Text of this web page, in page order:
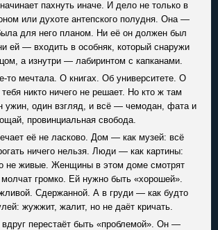
пахнуть иначе. И дело не только в
или духоте антепского полудня. Она —
для него планом. Ни её он должен был
ей — входить в особняк, который снаружи
а изнутри — лабиринтом с капканами.
то мечтала. О книгах. Об университете. О
никто ничего не решает. Но кто ж там
ужин, один взгляд, и всё — чемодан, фата и
провинциальная свобода.
её не ласково. Дом — как музей: всё
ничего нельзя. Люди — как картины:
не живые. Женщины в этом доме смотрят
молчат громко. Ей нужно быть «хорошей».
Сдержанной. А в груди — как будто
жужжит, жалит, но не даёт кричать.
перестаёт быть «проблемой». Он —